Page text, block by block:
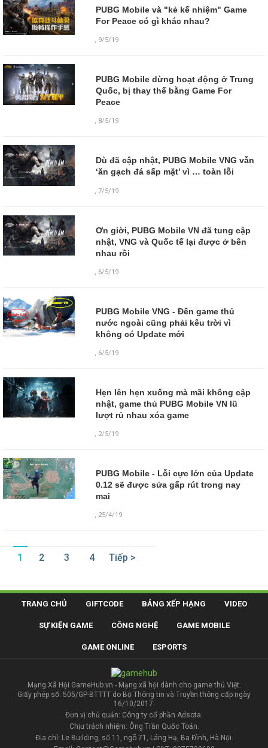
PUBG Mobile và "kẻ kế nhiệm" Game
For Peace có gì khác nhau?
, 9/5/19
PUBG Mobile dừng hoạt động ở Trung
Quốc, bị thay thế bằng Game For
Peace
, 8/5/19
Dù đã cập nhật, PUBG Mobile VNG vẫn
‘ăn gạch đá sấp mặt’ vì … toàn lỗi
,7/5/19
Ơn giời, PUBG Mobile VN đã tung cập
nhật, VNG và Quốc tế lại được ở bên
nhau rồi
, 6/5/19
PUBG Mobile VNG - Đến game thủ
nước ngoài cũng phải kêu trời vì
không có Update mới
, 6/5/19
Hẹn lên hẹn xuống mà mãi không cập
nhật, game thủ PUBG Mobile VN lũ
lượt rủ nhau xóa game
, 2/5/19
PUBG Mobile - Lỗi cực lớn của Update
0.12 sẽ được sửa gấp rút trong nay
mai
, 25/4/19
1 2 3 4 Tiếp >
TRANG CHỦ GIFTCODE BẢNG XẾP HẠNG VIDEO
SỰ KIỆN GAME CÔNG NGHỆ GAME MOBILE
GAME ONLINE ESPORTS
Mạng Xã Hội GameHub.vn - Mạng xã hội dành cho game thủ Việt.
Giấy phép số: 505/GP-BTTTT do Bộ Thông tin và Truyền thông cấp ngày
16/10/2017.
Đơn vị chủ quản: Công ty cổ phần Adsota.
Chịu trách nhiệm: Ông Trần Quốc Toản.
Địa chỉ: Le Building, số 11, ngõ 71, Láng Hạ, Ba Đình, Hà Nội.